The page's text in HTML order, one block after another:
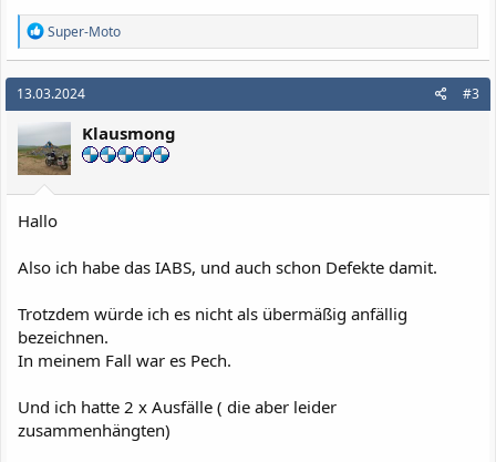
R
e
a
k
t
n
e
n
Super-Moto
13.03.2024 #3
Klausmong
Hallo
Also ich habe das IABS, und auch schon Defekte damit.
Trotzdem würde ich es nicht als übermäßig anfällig
bezeichnen.
In meinem Fall war es Pech.
Und ich hatte 2 x Ausfälle ( die aber leider
zusammenhängten)